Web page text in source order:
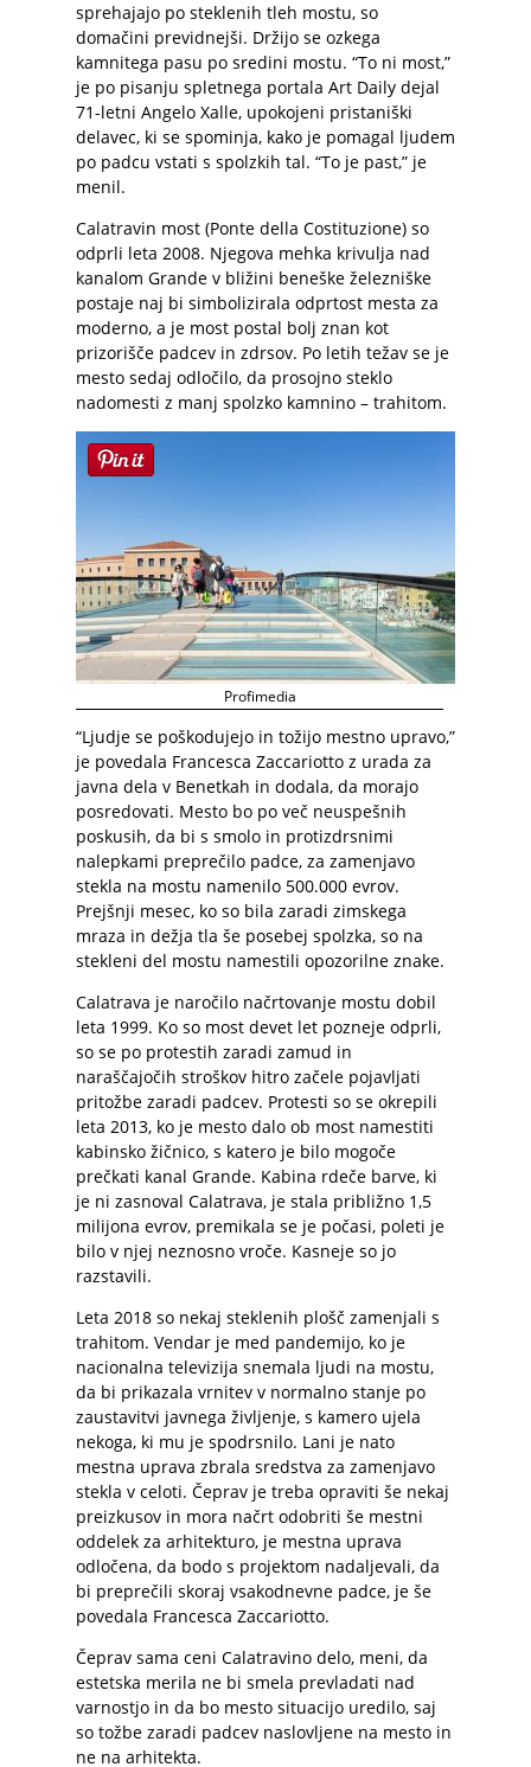
sprehajajo po steklenih tleh mostu, so
domačini previdnejši. Držijo se ozkega
kamnitega pasu po sredini mostu. “To ni most,”
je po pisanju spletnega portala Art Daily dejal
71-letni Angelo Xalle, upokojeni pristaniški
delavec, ki se spominja, kako je pomagal ljudem
po padcu vstati s spolzkih tal. “To je past,” je
menil.
Calatravin most (Ponte della Costituzione) so
odprli leta 2008. Njegova mehka krivulja nad
kanalom Grande v bližini beneške železniške
postaje naj bi simbolizirala odprtost mesta za
moderno, a je most postal bolj znan kot
prizorišče padcev in zdrsov. Po letih težav se je
mesto sedaj odločilo, da prosojno steklo
nadomesti z manj spolzko kamnino – trahitom.
Profimedia
“Ljudje se poškodujejo in tožijo mestno upravo,”
je povedala Francesca Zaccariotto z urada za
javna dela v Benetkah in dodala, da morajo
posredovati. Mesto bo po več neuspešnih
poskusih, da bi s smolo in protizdrsnimi
nalepkami preprečilo padce, za zamenjavo
stekla na mostu namenilo 500.000 evrov.
Prejšnji mesec, ko so bila zaradi zimskega
mraza in dežja tla še posebej spolzka, so na
stekleni del mostu namestili opozorilne znake.
Calatrava je naročilo načrtovanje mostu dobil
leta 1999. Ko so most devet let pozneje odprli,
so se po protestih zaradi zamud in
naraščajočih stroškov hitro začele pojavljati
pritožbe zaradi padcev. Protesti so se okrepili
leta 2013, ko je mesto dalo ob most namestiti
kabinsko žičnico, s katero je bilo mogoče
prečkati kanal Grande. Kabina rdeče barve, ki
je ni zasnoval Calatrava, je stala približno 1,5
milijona evrov, premikala se je počasi, poleti je
bilo v njej neznosno vroče. Kasneje so jo
razstavili.
Leta 2018 so nekaj steklenih plošč zamenjali s
trahitom. Vendar je med pandemijo, ko je
nacionalna televizija snemala ljudi na mostu,
da bi prikazala vrnitev v normalno stanje po
zaustavitvi javnega življenje, s kamero ujela
nekoga, ki mu je spodrsnilo. Lani je nato
mestna uprava zbrala sredstva za zamenjavo
stekla v celoti. Čeprav je treba opraviti še nekaj
preizkusov in mora načrt odobriti še mestni
oddelek za arhitekturo, je mestna uprava
odločena, da bodo s projektom nadaljevali, da
bi preprečili skoraj vsakodnevne padce, je še
povedala Francesca Zaccariotto.
Čeprav sama ceni Calatravino delo, meni, da
estetska merila ne bi smela prevladati nad
varnostjo in da bo mesto situacijo uredilo, saj
so tožbe zaradi padcev naslovljene na mesto in
ne na arhitekta.